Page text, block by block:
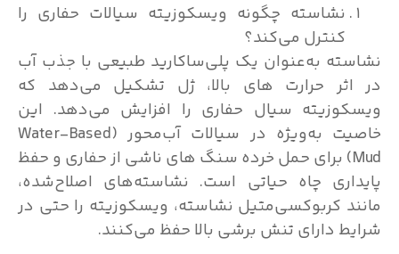
نشاسته چگونه ویسکوزیته سیالات حفاری را
کنترل می‌کند؟
به‌عنوان یک پلی‌ساکارید طبیعی با جذب آب
حرارت های بالا، ژل تشکیل می‌دهد که
سیال حفاری را افزایش می‌دهد. این
خاصیت به‌ویژه در سیالات آب‌محور (Water-Based
Mud) برای حمل خرده سنگ های ناشی از حفاری و حفظ
چاه حیاتی است. نشاسته‌های اصلاح‌شده،
کربوکسی‌متیل نشاسته، ویسکوزیته را حتی در
دارای تنش برشی بالا حفظ می‌کنند.